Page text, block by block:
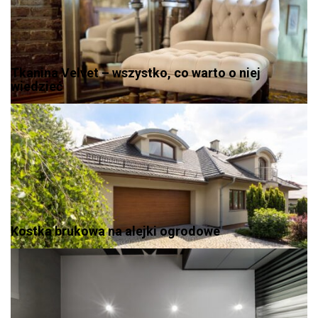
Tkanina Velvet – wszystko, co warto o niej
wiedzieć
Kostka brukowa na alejki ogrodowe